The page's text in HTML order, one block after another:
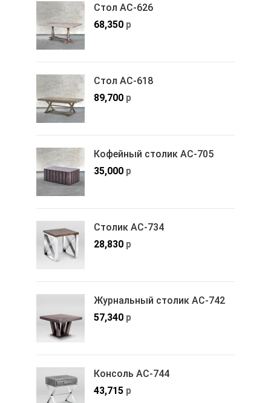
Стол АС-626
68,350 р
Стол АС-618
89,700 р
Кофейный столик АС-705
35,000 р
Столик АС-734
28,830 р
Журнальный столик АС-742
57,340 р
Консоль АС-744
43,715 р